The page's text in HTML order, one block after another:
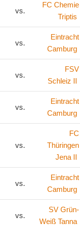
vs.
FC Chemie
Triptis
vs.
Eintracht
Camburg
vs.
FSV
Schleiz II
vs.
Eintracht
Camburg
vs.
FC
Thüringen
Jena II
vs.
Eintracht
Camburg
vs.
SV Grün-
Weiß Tanna